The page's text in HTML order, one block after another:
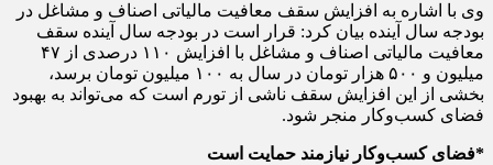
وی با اشاره به افزایش سقف معافیت مالیاتی اصناف و مشاغل در
بودجه سال آینده بیان کرد: قرار است در بودجه سال آینده سقف
معافیت مالیاتی اصناف و مشاغل با افزایش ۱۱۰ درصدی از ۴۷
میلیون و ۵۰۰ هزار تومان در سال به ۱۰۰ میلیون تومان برسد،
بخشی از این افزایش سقف ناشی از تورم است که می‌تواند به بهبود
فضای کسب‌وکار منجر شود.
*فضای کسب‌وکار نیازمند حمایت است